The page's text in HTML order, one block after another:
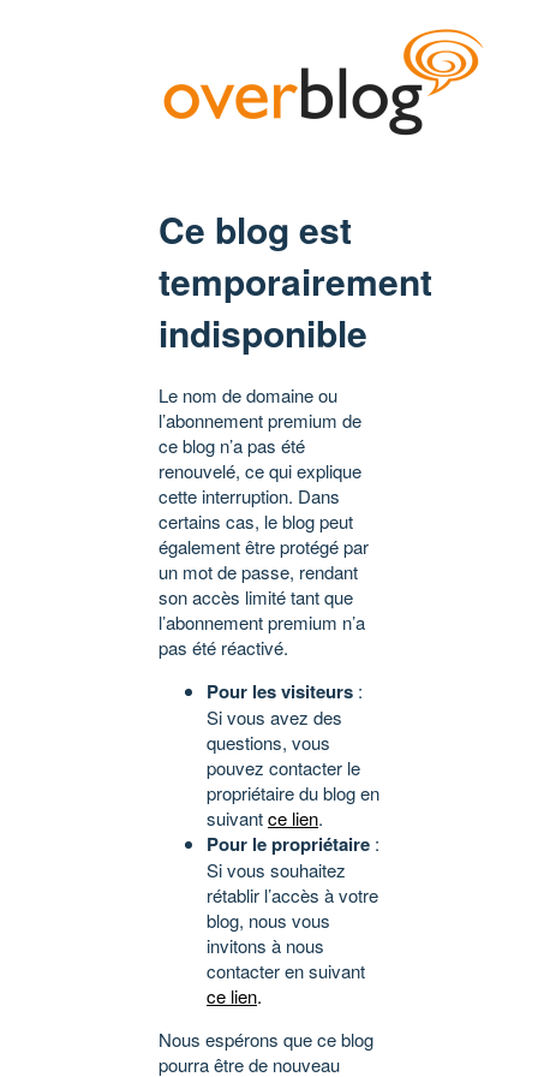
Ce blog est
temporairement
indisponible
Le nom de domaine ou
l’abonnement premium de
ce blog n’a pas été
renouvelé, ce qui explique
cette interruption. Dans
certains cas, le blog peut
également être protégé par
un mot de passe, rendant
son accès limité tant que
l’abonnement premium n’a
pas été réactivé.
Pour les visiteurs :
Si vous avez des
questions, vous
pouvez contacter le
propriétaire du blog en
suivantce lien.
Pour le propriétaire :
Si vous souhaitez
rétablir l’accès à votre
blog, nous vous
invitons à nous
contacter en suivant
ce lien.
Nous espérons que ce blog
pourra être de nouveau